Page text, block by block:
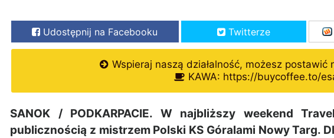
Udostępnij na Facebooku Twitterze
Wspieraj naszą działalność, możesz postawić
KAWA: https://buycoffee.to/
SANOK / PODKARPACIE. W najbliższy weekend
publicznością z mistrzem Polski KS Góralami Nowy Targ.